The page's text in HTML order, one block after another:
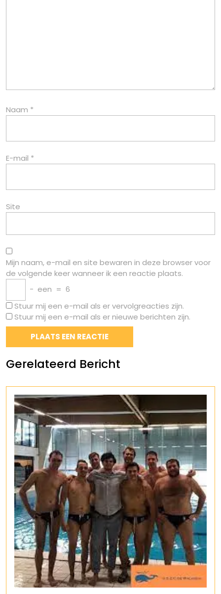
Naam *
E-mail *
Site
Mijn naam, e-mail en site bewaren in deze browser voor
de volgende keer wanneer ik een reactie plaats.
− een = 6
Stuur mij een e-mail als er vervolgreacties zijn.
Stuur mij een e-mail als er nieuwe berichten zijn.
Gerelateerd Bericht